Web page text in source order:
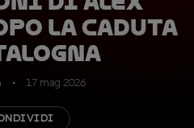
la caduta
17 mag 2026